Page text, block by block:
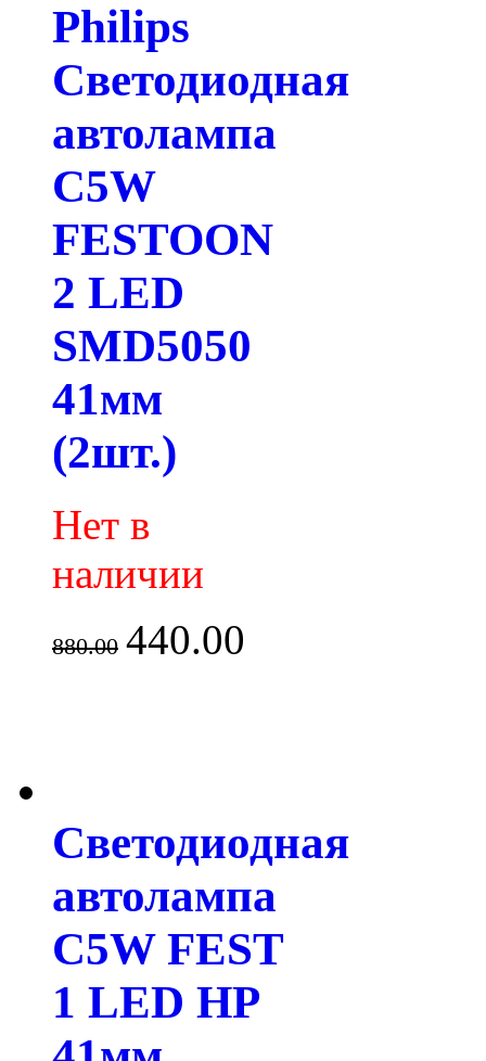
Philips
Светодиодная
автолампа
C5W
FESTOON
2 LED
SMD5050
41мм
(2шт.)
Нет в
наличии
880.00 440.00
Светодиодная
автолампа
C5W FEST
1 LED HP